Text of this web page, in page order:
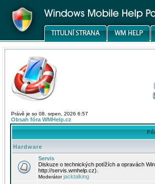
Právě je so 08. srpen, 2026 6:57
Obsah fóra WMHelp.cz
Hardware
Servis
Diskuze o technických potížích a opravách
http://servis.wmhelp.cz).
Moderátorjacktalking